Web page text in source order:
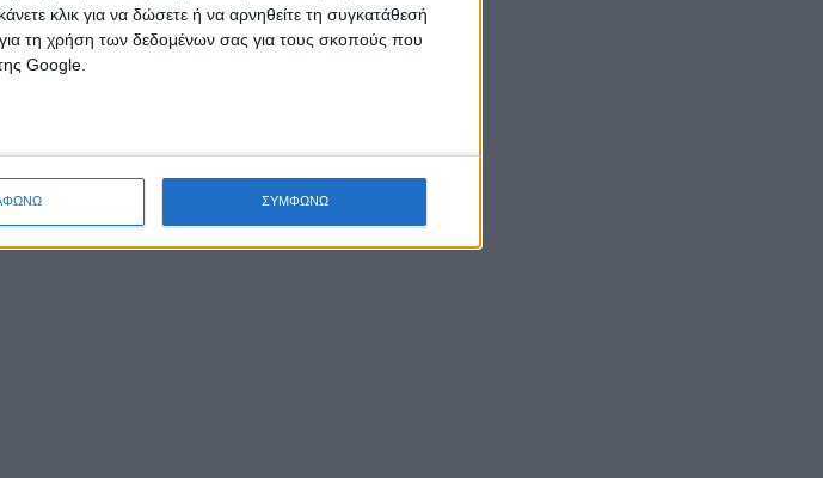
κλικ για να δώσετε ή να αρνηθείτε τη συγκατάθεσή
τη χρήση των δεδομένων σας για τους σκοπούς που
Google.
ΣΥΜΦΩΝΩ